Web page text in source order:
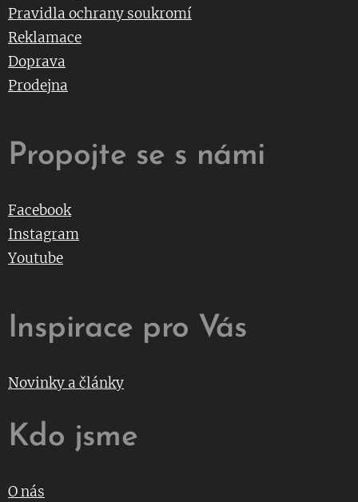
Pravidla ochrany soukromí
Reklamace
Doprava
Prodejna
Propojte se s námi
Facebook
Instagram
Youtube
Inspirace pro Vás
Novinky a články
Kdo jsme
O nás